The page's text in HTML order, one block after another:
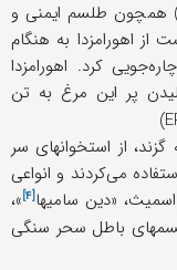
همچون طلسم ایمنی و
اهورامزدا به هنگام
کرد. اهورامزدا
پر این مرغ به تن
)
از استخوانهای سر
می‌کردند و انواعی
«دین سامیها[۴] »،
پاره‌ای طلسمهای باطل سحر سنگی